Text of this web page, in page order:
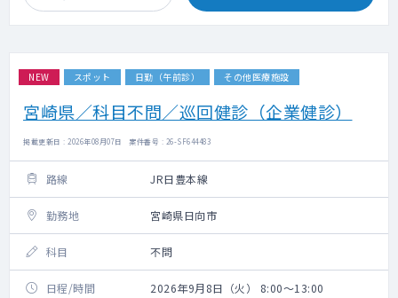
NEW スポット 日勤（午前診） その他医療施設
宮崎県／科目不問／巡回健診（企業健診）
掲載更新日 : 2026年08月07日 案件番号 : 26-SF644483
路線 JR日豊本線
勤務地 宮崎県日向市
科目 不問
日程/時間 2026年9月8日（火） 8:00～13:00